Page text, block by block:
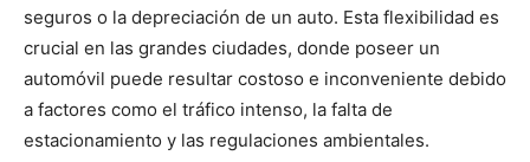
seguros o la depreciación de un auto. Esta flexibilidad es
crucial en las grandes ciudades, donde poseer un
automóvil puede resultar costoso e inconveniente debido
a factores como el tráfico intenso, la falta de
estacionamiento y las regulaciones ambientales.